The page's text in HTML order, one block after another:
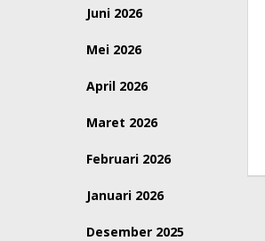
Juni 2026
Mei 2026
April 2026
Maret 2026
Februari 2026
Januari 2026
Desember 2025